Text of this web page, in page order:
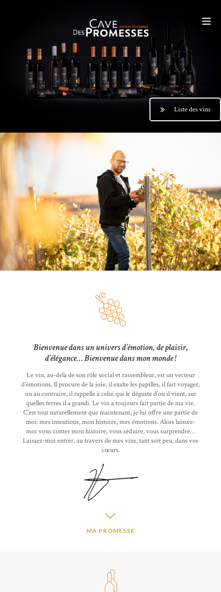
Liste des vins
Bienvenue dans un univers d’émotion, de plaisir,
d’élégance… Bienvenue dans mon monde !
Le vin, au-delà de son rôle social et rassembleur, est un vecteur
d’émotions. Il procure de la joie, il exalte les papilles, il fait voyager,
ou au contraire, il rappelle à celui qui le déguste d’où il vient, sur
quelles terres il a grandi. Le vin a toujours fait partie de ma vie.
C’est tout naturellement que maintenant, je lui offre une partie de
moi: mes intentions, mon histoire, mes émotions. Alors laissez-
moi vous conter mon histoire, vous séduire, vous surprendre…
Laissez-moi entrer, au travers de mes vins, tant soit peu, dans vos
cœurs.
MA PROMESSE